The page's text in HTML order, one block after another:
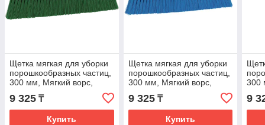
Щетка мягкая для уборки
порошкообразных частиц,
300 мм, Мягкий ворс,
зеленый цвет
9 325 ₸
Купить
Щетка мягкая для уборки
порошкообразных частиц,
300 мм, Мягкий ворс,
синий цвет
9 325₸
Купить
300
9